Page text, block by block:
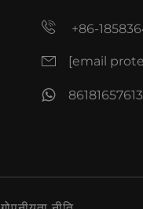
+86-
[email